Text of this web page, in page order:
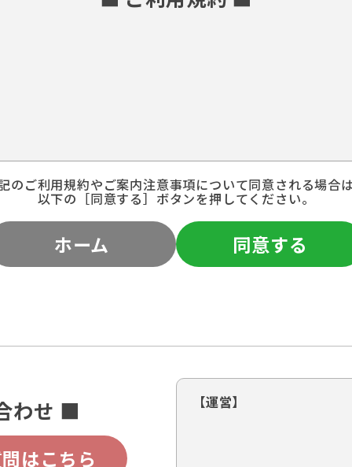
のご利用規約やご案内注意事項について同意される場合
以下の［同意する］ボタンを押してください。
ホーム 同意する
わせ ■
はこちら
【運営】